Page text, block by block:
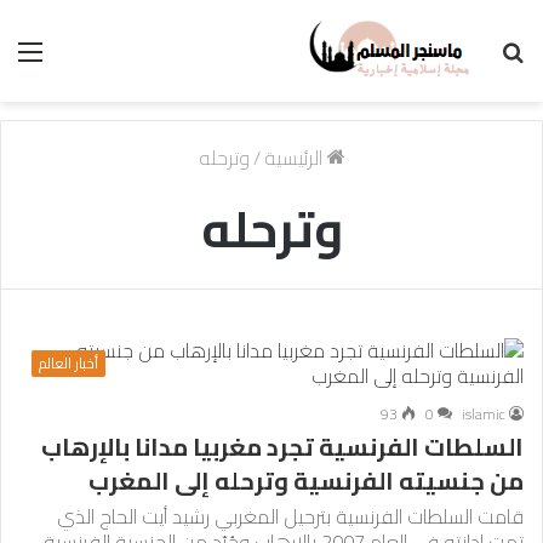
الرئيسية/وترحله
وترحله
أخبار العالم
islamic
0
93
السلطات الفرنسية تجرد مغربيا مدانا بالإرهاب
من جنسيته الفرنسية وترحله إلى المغرب
قامت السلطات الفرنسية بترحيل المغربي رشيد أيت الحاج الذي